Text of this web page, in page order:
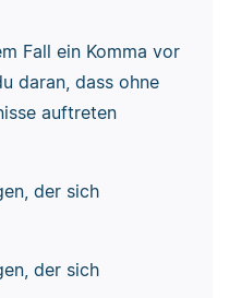
Fall ein Komma vor
daran, dass ohne
auftreten
der sich
der sich